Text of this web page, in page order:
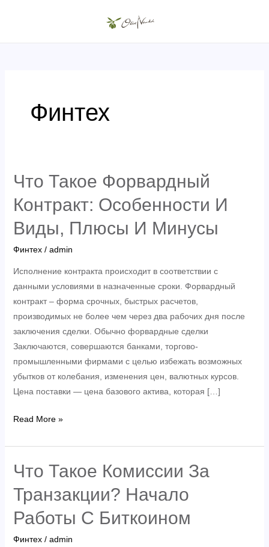
Финтех
Что Такое Форвардный
Контракт: Особенности И
Виды, Плюсы И Минусы
Финтех/ admin
Исполнение контракта происходит в соответствии с
данными условиями в назначенные сроки. Форвардный
контракт – форма срочных, быстрых расчетов,
производимых не более чем через два рабочих дня после
заключения сделки. Обычно форвардные сделки
Заключаются, совершаются банками, торгово-
промышленными фирмами с целью избежать возможных
убытков от колебания, изменения цен, валютных курсов.
Цена поставки — цена базового актива, которая […]
Что
Форвардный
Контракт:
Особенности
Плюсы
И
Read More »
Что Такое Комиссии За
Транзакции? Начало
Работы С Биткоином
Финтех/ admin